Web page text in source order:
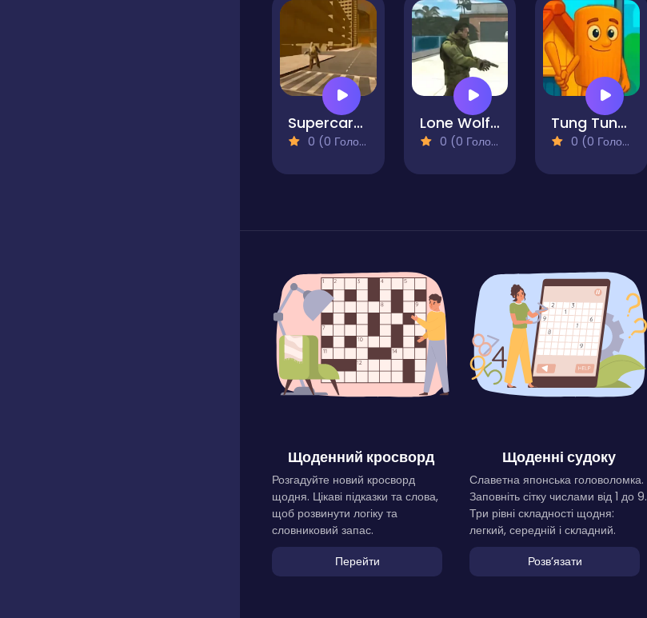
Supercars Zombie Driving
0 (0 Голосів)
Lone Wolf Strike
0 (0 Голосів)
Tung Tung Sahur Big Stick
0 (0 Голосів)
Щоденний кросворд
Розгадуйте новий кросворд
щодня. Цікаві підказки та слова,
щоб розвинути логіку та
словниковий запас.
Перейти
Щоденні судоку
Славетна японська головоломка.
Заповніть сітку числами від 1 до 9.
Три рівні складності щодня:
легкий, середній і складний.
Розвʼязати